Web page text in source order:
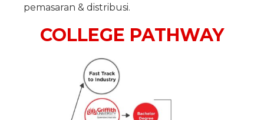
pemasaran & distribusi.
COLLEGE PATHWAY